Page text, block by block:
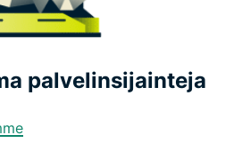
palvelinsijainteja